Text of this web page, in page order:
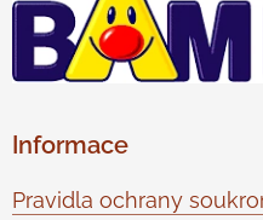
Informace
Pravidla ochrany